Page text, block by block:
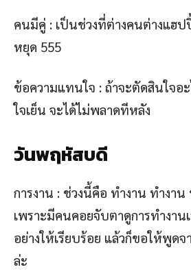
คนมีคู่ : เป็นช่วงที่ต่างคนต่างแฮ
หยุด 555
ข้อความแทนใจ : ถ้าจะตัดสินใจอ
ใจเย็น จะได้ไม่พลาดทีหลัง
วันพฤหัสบดี
การงาน : ช่วงนี้คือ ทำงาน ทำงาน
เพราะมีคนคอยจับตาดูการทำงาน
อย่างให้เรียบร้อย แล้วก็ขอให้พูด
ล่ะ